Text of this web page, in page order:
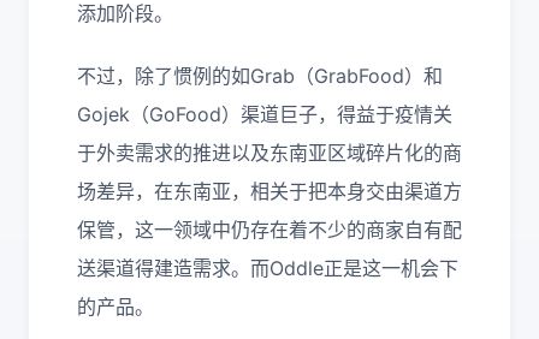
添加阶段。
不过，除了惯例的如Grab （GrabFood）和
Gojek （GoFood）渠道巨子，得益于疫情关
于外卖需求的推进以及东南亚区域碎片化的商
场差异，在东南亚，相关于把本身交由渠道方
保管，这一领域中仍存在着不少的商家自有配
送渠道得建造需求。而Oddle正是这一机会下
的产品。